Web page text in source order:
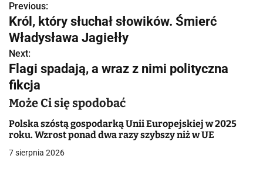
N
a
w
i
g
a
c
Previous:
Król, który słuchał słowików. Śmierć
Władysława Jagiełły
Next:
Flagi spadają, a wraz z nimi polityczna
fikcja
Może Ci się spodobać
Polska szóstą gospodarką Unii Europejskiej w 2025
roku. Wzrost ponad dwa razy szybszy niż w UE
7 sierpnia 2026